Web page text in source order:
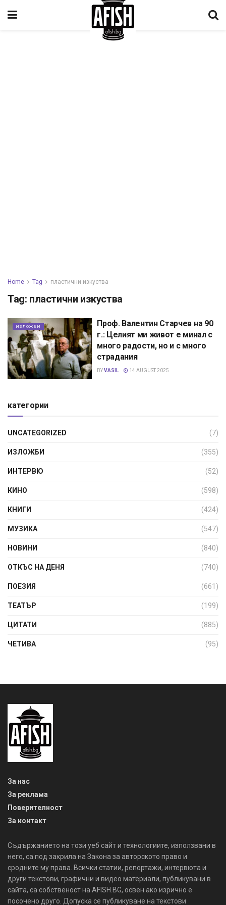
Home Tag пластични изкуства
Tag: пластични изкуства
ИЗЛОЖБИ
Проф. Валентин Старчев на 90
г.: Целият ми живот е минал с
много радости, но и с много
страдания
BYVASIL 14 AUGUST 2025
категории
UNCATEGORIZED (7)
ИЗЛОЖБИ (355)
ИНТЕРВЮ (52)
КИНО (598)
КНИГИ (424)
МУЗИКА (547)
НОВИНИ (840)
ОТКЪС НА ДЕНЯ (740)
ПОЕЗИЯ (661)
ТЕАТЪР (199)
ЦИТАТИ (885)
ЧЕТИВА (95)
За нас
За реклама
Поверителност
За контакт
Съдържанието на този уеб сайт и технологиите, използвани в
него, са под закрила на Закона за авторското право и
сродните му права. Всички статии, репортажи, интервюта и
други текстови, графични и видео материали, публикувани в
сайта, са собственост на AFISH.BG, освен ако изрично е
посочено друго. Допуска се публикуване на текстови